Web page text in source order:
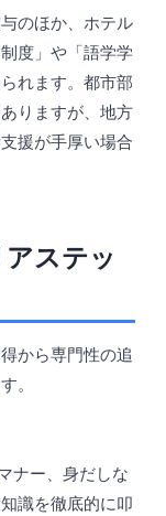
のほか、ホテル
度」や「語学学
れます。都市部
りますが、地方
援が手厚い場合
ステッ
から専門性の追
。
ナー、身だしな
識を徹底的に叩